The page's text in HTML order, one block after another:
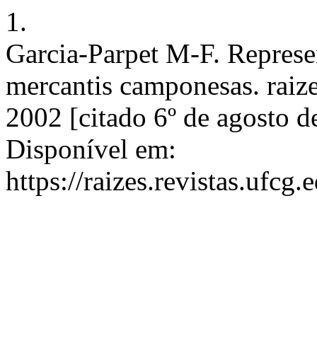
1.
Garcia-Parpet M-F.
mercantis camponesas.
2002 [citado 6º de agosto
Disponível em:
https://